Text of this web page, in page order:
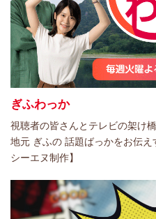
ぎふわっか
視聴者の皆さんとテレビの架け橋
地元 ぎふの 話題ばっかをお伝
シーエヌ制作】